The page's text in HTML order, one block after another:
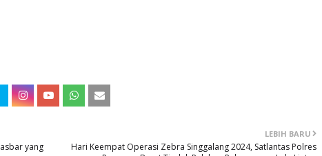
LEBIH BARU
Hari Keempat Operasi Zebra Singgalang 2024, Satlantas Polres
yang